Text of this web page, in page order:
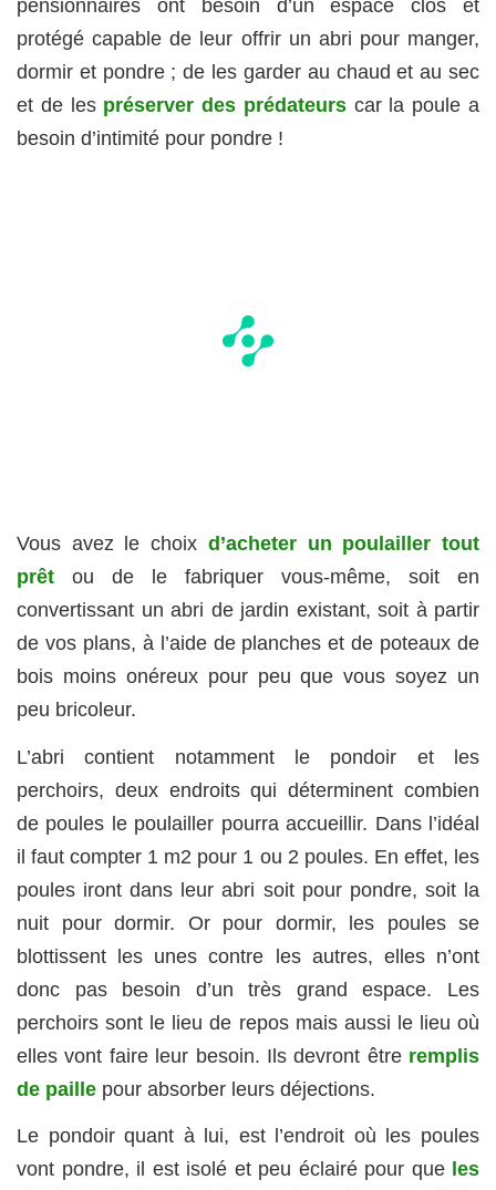
pensionnaires ont besoin d’un espace clos et
protégé capable de leur offrir un abri pour manger,
dormir et pondre ; de les garder au chaud et au sec
et de les préserver des prédateurscar la poule a
besoin d’intimité pour pondre !
Vous avez le choix d’acheter un poulailler tout
prêt ou de le fabriquer vous-même, soit en
convertissant un abri de jardin existant, soit à partir
de vos plans, à l’aide de planches et de poteaux de
bois moins onéreux pour peu que vous soyez un
peu bricoleur.
L’abri contient notamment le pondoir et les
perchoirs, deux endroits qui déterminent combien
de poules le poulailler pourra accueillir. Dans l’idéal
il faut compter 1 m2 pour 1 ou 2 poules. En effet, les
poules iront dans leur abri soit pour pondre, soit la
nuit pour dormir. Or pour dormir, les poules se
blottissent les unes contre les autres, elles n’ont
donc pas besoin d’un très grand espace. Les
perchoirs sont le lieu de repos mais aussi le lieu où
elles vont faire leur besoin. Ils devront être remplis
de paille pour absorber leurs déjections.
Le pondoir quant à lui, est l’endroit où les poules
vont pondre, il est isolé et peu éclairé pour que les